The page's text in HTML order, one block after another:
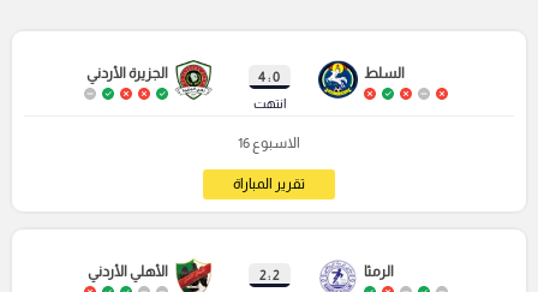
السلط
0 : 4
انتهت
الجزيرة الأردني
الاسبوع 16
تقرير المباراة
الرمثا
2 : 2
الأهلي الأردني